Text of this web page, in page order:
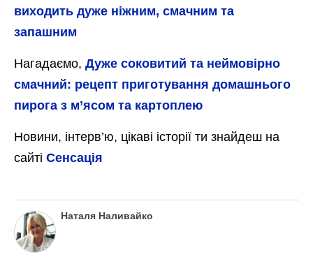
виходить дуже ніжним, смачним та
запашним
Нагадаємо, Дуже соковитий та неймовірно
смачний: рецепт приготування домашнього
пирога з м’ясом та картоплею
Новини, інтерв’ю, цікаві історії ти знайдеш на
сайті Сенсація
Наталя Наливайко